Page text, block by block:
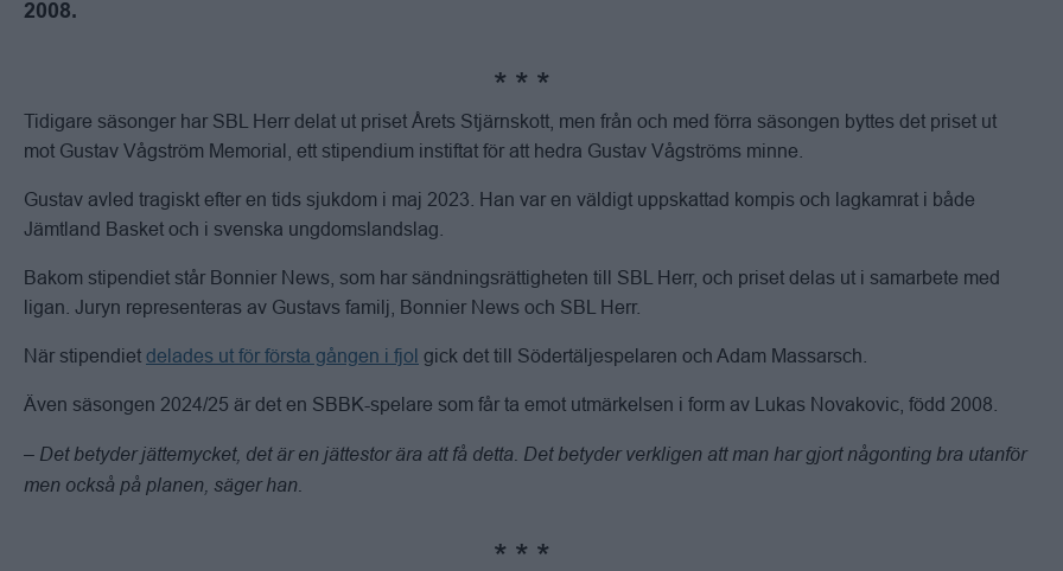
2008.
Tidigare säsonger har SBL Herr delat ut priset Årets Stjärnskott, men från och med förra säsongen byttes det priset ut
mot Gustav Vågström Memorial, ett stipendium instiftat för att hedra Gustav Vågströms minne.
Gustav avled tragiskt efter en tids sjukdom i maj 2023. Han var en väldigt uppskattad kompis och lagkamrat i både
Jämtland Basket och i svenska ungdomslandslag.
Bakom stipendiet står Bonnier News, som har sändningsrättigheten till SBL Herr, och priset delas ut i samarbete med
ligan. Juryn representeras av Gustavs familj, Bonnier News och SBL Herr.
När stipendiet delades ut för första gången i fjol gick det till Södertäljespelaren och Adam Massarsch.
Även säsongen 2024/25 är det en SBBK-spelare som får ta emot utmärkelsen i form av Lukas Novakovic, född 2008.
– Det betyder jättemycket, det är en jättestor ära att få detta. Det betyder verkligen att man har gjort någonting bra utanför
men också på planen, säger han.